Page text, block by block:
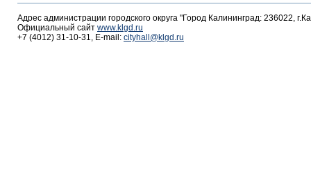
Адрес администрации городского округа "Город Калининград: 236022,
Официальный сайт www.klgd.ru
+7 (4012) 31-10-31, E-mail: cityhall@klgd.ru